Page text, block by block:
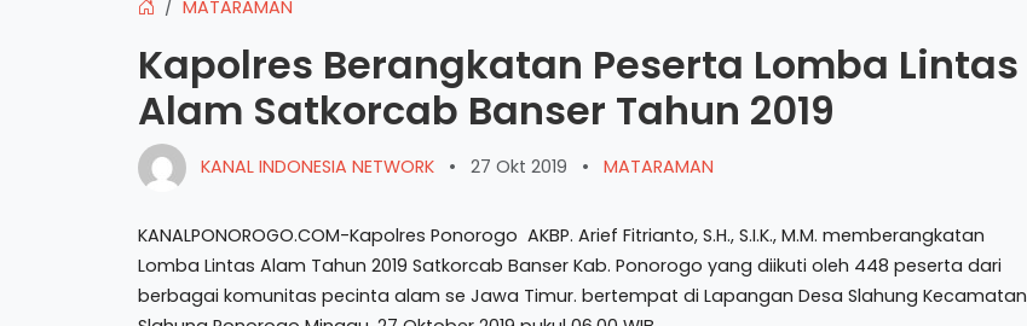
MATARAMAN
Kapolres Berangkatan Peserta Lomba Lintas
Alam Satkorcab Banser Tahun 2019
KANAL INDONESIA NETWORK • 27 Okt 2019 • MATARAMAN
KANALPONOROGO.COM-Kapolres Ponorogo AKBP. Arief Fitrianto, S.H., S.I.K., M.M. memberangkatan
Lomba Lintas Alam Tahun 2019 Satkorcab Banser Kab. Ponorogo yang diikuti oleh 448 peserta dari
berbagai komunitas pecinta alam se Jawa Timur. bertempat di Lapangan Desa Slahung Kecamatan